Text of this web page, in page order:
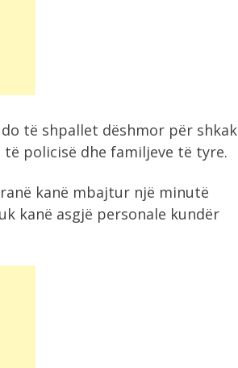
të shpallet dëshmor për shkak
policisë dhe familjeve të tyre.
kanë mbajtur një minutë
kanë asgjë personale kundër
10:33
Arrestohet 73 vjeçari në Krujë,
akuzohet për...